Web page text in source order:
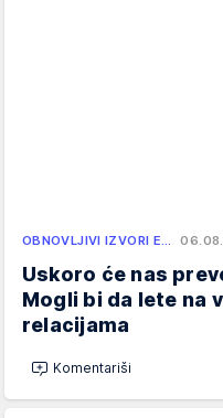
OBNOVLJIVI IZVORI E…
Uskoro će nas
Mogli bi da lete na
relacijama
Komentariši